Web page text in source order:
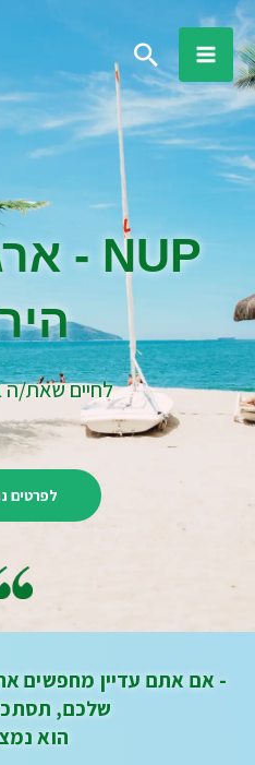
דילוג
לתוכן
חיפוש
NUP - ארגז הכלים
לחיים שאת/
לפרטים
- אם אתם עדיין מחפשים
שלכם,
הוא